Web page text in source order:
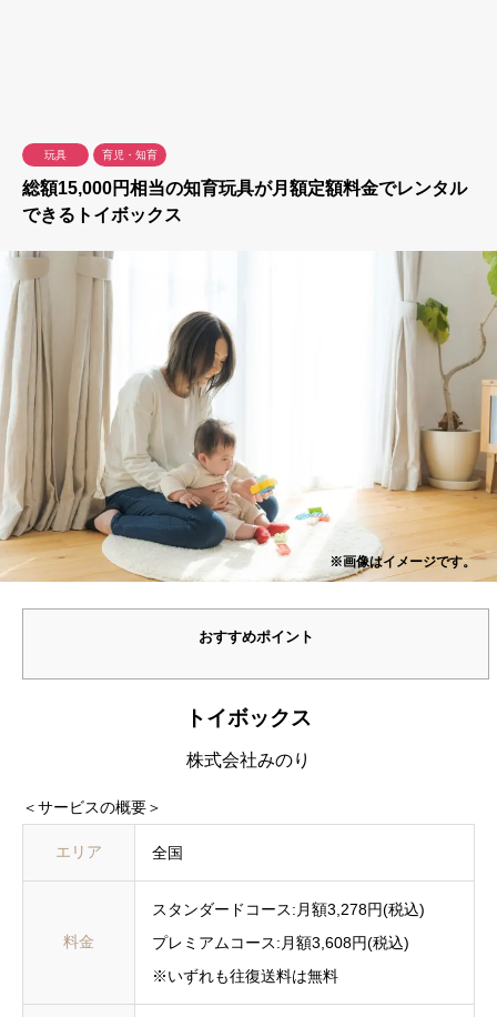
玩具 育児・知育
総額15,000円相当の知育玩具が月額定額料金でレンタル
できるトイボックス
※画像はイメージです。
おすすめポイント
トイボックス
株式会社みのり
＜サービスの概要＞
エリア 全国
料金
スタンダードコース:月額3,278円(税込)
プレミアムコース:月額3,608円(税込)
※いずれも往復送料は無料